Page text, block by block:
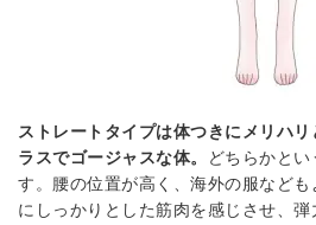
ストレートタイプは体つきにメリハ
ラスでゴージャスな体。
どちらかと
す。腰の位置が高く、海外の服など
にしっかりとした筋肉を感じさせ、